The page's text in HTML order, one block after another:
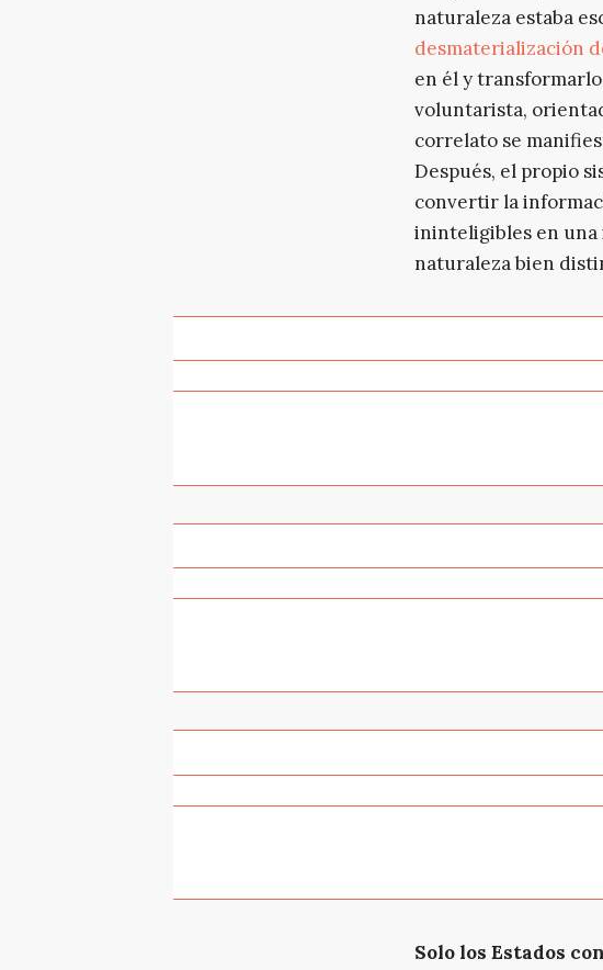
naturaleza estaba
desmaterialización
en él y
voluntarista,
correlato se
Después, el propio
convertir la
ininteligibles en una
naturaleza bien
Solo los Estados